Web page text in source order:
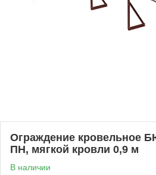
Ограждение кровельное
ПН, мягкой кровли 0,9 м
В наличии